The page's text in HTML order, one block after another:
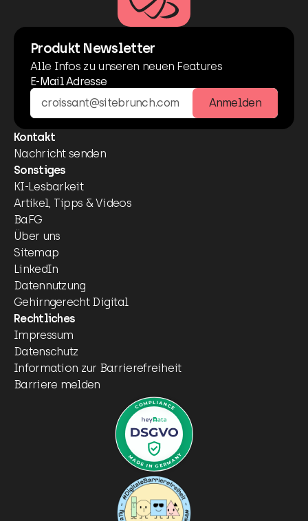
Produkt Newsletter
Alle Infos zu unseren neuen Features
E-Mail Adresse
Anmelden
Kontakt
Nachricht senden
Sonstiges
KI-Lesbarkeit
Artikel, Tipps & Videos
BaFG
Über uns
Sitemap
LinkedIn
Datennutzung
Gehirngerecht Digital
Rechtliches
Impressum
Datenschutz
Information zur Barrierefreiheit
Barriere melden